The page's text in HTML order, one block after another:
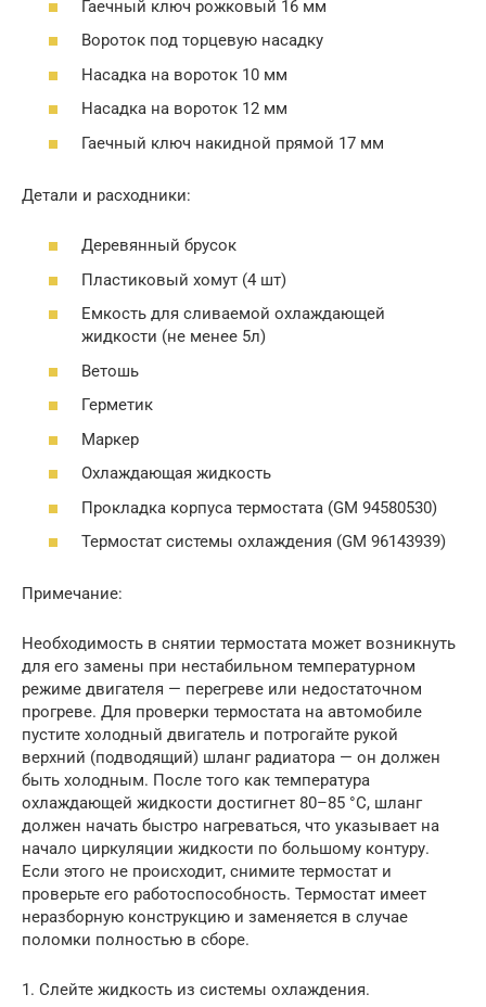
Гаечный ключ рожковый 16 мм
Вороток под торцевую насадку
Насадка на вороток 10 мм
Насадка на вороток 12 мм
Гаечный ключ накидной прямой 17 мм
Детали и расходники:
Деревянный брусок
Пластиковый хомут (4 шт)
Емкость для сливаемой охлаждающей
жидкости (не менее 5л)
Ветошь
Герметик
Маркер
Охлаждающая жидкость
Прокладка корпуса термостата (GM 94580530)
Термостат системы охлаждения (GM 96143939)
Примечание:
Необходимость в снятии термостата может возникнуть
для его замены при нестабильном температурном
режиме двигателя — перегреве или недостаточном
прогреве. Для проверки термостата на автомобиле
пустите холодный двигатель и потрогайте рукой
верхний (подводящий) шланг радиатора — он должен
быть холодным. После того как температура
охлаждающей жидкости достигнет 80–85 °С, шланг
должен начать быстро нагреваться, что указывает на
начало циркуляции жидкости по большому контуру.
Если этого не происходит, снимите термостат и
проверьте его работоспособность. Термостат имеет
неразборную конструкцию и заменяется в случае
поломки полностью в сборе.
1. Слейте жидкость из системы охлаждения.